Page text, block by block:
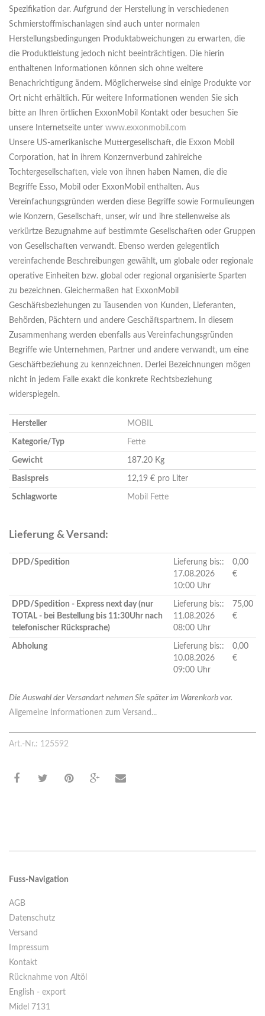
Spezifikation dar. Aufgrund der Herstellung in verschiedenen
Schmierstoffmischanlagen sind auch unter normalen
Herstellungsbedingungen Produktabweichungen zu erwarten, die
die Produktleistung jedoch nicht beeinträchtigen. Die hierin
enthaltenen Informationen können sich ohne weitere
Benachrichtigung ändern. Möglicherweise sind einige Produkte vor
Ort nicht erhältlich. Für weitere Informationen wenden Sie sich
bitte an Ihren örtlichen ExxonMobil Kontakt oder besuchen Sie
unsere Internetseite unter www.exxonmobil.com
Unsere US-amerikanische Muttergesellschaft, die Exxon Mobil
Corporation, hat in ihrem Konzernverbund zahlreiche
Tochtergesellschaften, viele von ihnen haben Namen, die die
Begriffe Esso, Mobil oder ExxonMobil enthalten. Aus
Vereinfachungsgründen werden diese Begriffe sowie Formulieungen
wie Konzern, Gesellschaft, unser, wir und ihre stellenweise als
verkürtze Bezugnahme auf bestimmte Gesellschaften oder Gruppen
von Gesellschaften verwandt. Ebenso werden gelegentlich
vereinfachende Beschreibungen gewählt, um globale oder regionale
operative Einheiten bzw. global oder regional organisierte Sparten
zu bezeichnen. Gleichermaßen hat ExxonMobil
Geschäftsbeziehungen zu Tausenden von Kunden, Lieferanten,
Behörden, Pächtern und andere Geschäftspartnern. In diesem
Zusammenhang werden ebenfalls aus Vereinfachungsgründen
Begriffe wie Unternehmen, Partner und andere verwandt, um eine
Geschäftbeziehung zu kennzeichnen. Derlei Bezeichnungen mögen
nicht in jedem Falle exakt die konkrete Rechtsbeziehung
widerspiegeln.
Hersteller MOBIL
Kategorie/Typ Fette
Gewicht 187.20 Kg
Basispreis 12,19 € pro Liter
Schlagworte Mobil Fette
Lieferung & Versand:
DPD/Spedition
Lieferung bis::
17.08.2026
10:00 Uhr
0,00
€
DPD/Spedition - Express next day (nur
TOTAL - bei Bestellung bis 11:30Uhr nach
telefonischer Rücksprache)
Lieferung bis::
11.08.2026
08:00 Uhr
75,00
€
Abholung
Lieferung bis::
10.08.2026
09:00 Uhr
0,00
€
Die Auswahl der Versandart nehmen Sie später im Warenkorb vor.
Allgemeine Informationen zum Versand...
Art.-Nr.: 125592
Fuss-Navigation
AGB
Datenschutz
Versand
Impressum
Kontakt
Rücknahme von Altöl
English - export
Midel 7131